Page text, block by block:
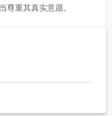
尊重其真实意愿。